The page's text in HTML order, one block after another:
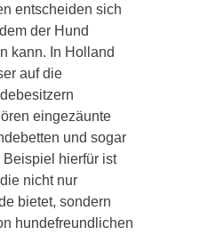
entscheiden sich
der Hund
kann. In Holland
auf die
eingezäunte
und sogar
hierfür ist
nicht nur
bietet, sondern
hundefreundlichen